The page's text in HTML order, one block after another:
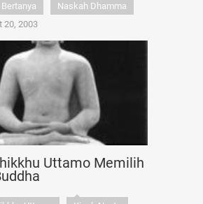
Naskah Dhamma
20, 2003
Uttamo Memilih